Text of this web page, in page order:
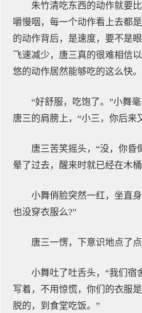
朱竹清吃东西的动作就要
嚼慢咽，每一个动作看上去都
的动作背后，是速度，要不是
飞速减少，唐三真的很难相信
悠的动作居然能够吃的这么快。
“好舒服，吃饱了。”小舞
唐三的肩膀上，“小三，你后来
唐三苦笑摇头，“没，你昏
晕了过去，醒来时就已经在木
小舞俏脸突然一红，坐直
也没穿衣服么?”
唐三一愣，下意识地点了点
小舞吐了吐舌头，“我们宿
写着，不用惊慌，你们的衣服
脱的，到食堂吃饭。”